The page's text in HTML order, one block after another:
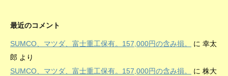
最近のコメント
SUMCO、マツダ、富士重工保有。157,000円の含み損。 に 幸太
郎 より
SUMCO、マツダ、富士重工保有。157,000円の含み損。
に 株大